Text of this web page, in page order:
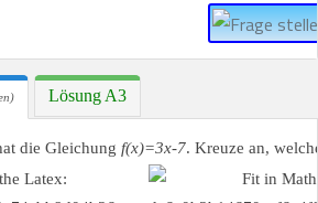
Lösung A3
die Gleichung f(x)=3x-7. Kreuze an,